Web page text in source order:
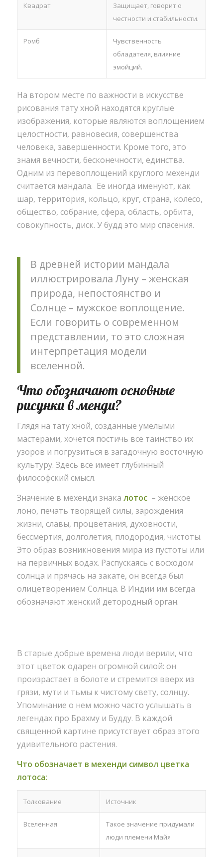
Квадрат
Защищает, говорит о
честности и стабильности.
Ромб
Чувственность
обладателя, влияние
эмойций.
На втором месте по важности в искусстве
рисования тату хной находятся круглые
изображения, которые являются воплощением
целостности, равновесия, совершенства
человека, завершенности. Кроме того, это
знамя вечности, бесконечности, единства.
Одним из перевоплощений круглого мехенди
считается мандала. Ее иногда именуют, как
шар, территория, кольцо, круг, страна, колесо,
общество, собрание, сфера, область, орбита,
совокупность, диск. У будд это мир спасения.
В древней истории мандала
иллюстрировала Луну – женская
природа, непостоянство и
Солнце – мужское воплощение.
Если говорить о современном
представлении, то это сложная
интерпретация модели
вселенной.
Что обозначают основные
рисунки в менди?
Глядя на тату хной, созданные умелыми
мастерами, хочется постичь все таинство их
узоров и погрузиться в загадочную восточную
культуру. Здесь все имеет глубинный
философский смысл.
Значение в мехенди знака лотос– женское
лоно, печать творящей силы, зарождения
жизни, славы, процветания, духовности,
бессмертия, долголетия, плодородия, чистоты.
Это образ возникновения мира из пустоты или
на первичных водах. Распускаясь с восходом
солнца и прячась на закате, он всегда был
олицетворением Солнца. В Индии им всегда
обозначают женский детородный орган.
В старые добрые времена люди верили, что
этот цветок одарен огромной силой: он
произрастает в болоте и стремится вверх из
грязи, мути и тьмы к чистому свету, солнцу.
Упоминание о нем можно часто услышать в
легендах про Брахму и Будду. В каждой
священной картине присутствует образ этого
удивительного растения.
Что обозначает в мехенди символ цветка
лотоса:
Толкование Источник
Вселенная
Такое значение придумали
люди племени Майя